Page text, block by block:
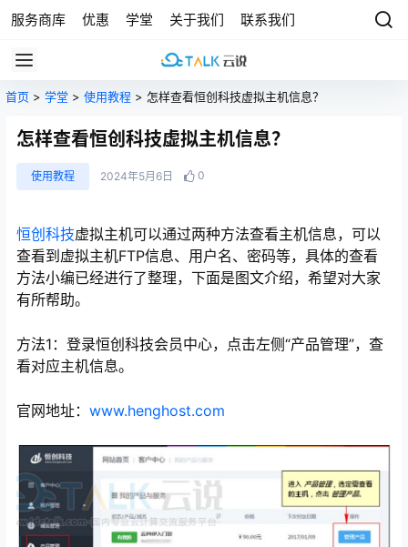
服务商库 优惠 学堂 关于我们 联系我们
首页 > 学堂 > 使用教程 > 怎样查看恒创科技虚拟主机信息？
怎样查看恒创科技虚拟主机信息？
使用教程 2024年5月6日 0
恒创科技虚拟主机可以通过两种方法查看主机信息，可以
查看到虚拟主机FTP信息、用户名、密码等，具体的查看
方法小编已经进行了整理，下面是图文介绍，希望对大家
有所帮助。
方法1：登录恒创科技会员中心，点击左侧“产品管理”，查
看对应主机信息。
官网地址： www.henghost.com